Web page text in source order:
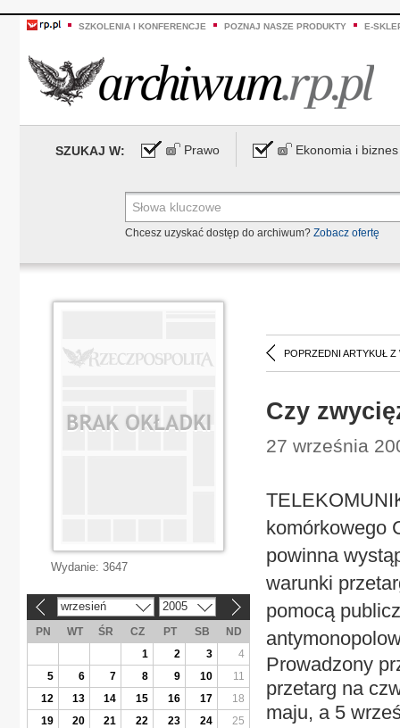
SZKOLENIA I KONFERENCJE POZNAJ NASZE PRODUKTY E-
SZUKAJ W: Prawo Ekonomia i biznes
Chcesz uzyskać dostęp do archiwum? Zobacz ofertę
POPRZEDNI ARTYKUŁ Z
Czy
27 września
komórkowego
powinna
warunki
pomocą
Prowadzony
przetarg na
maju, a 5
Wydanie: 3647
wrzesień 2005
PN WT ŚR CZ PT SB
ND
1
2 3
4
5
6 7 8 9 10
11
12
13 14 15 16 17
18
19
20 21 22 23 24
25